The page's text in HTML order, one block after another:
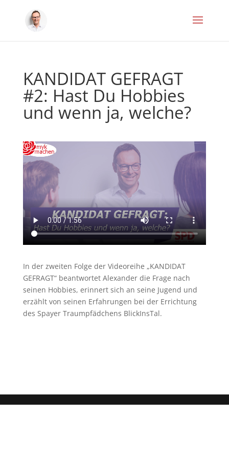
KANDIDAT GEFRAGT
#2: Hast Du Hobbies
und wenn ja, welche?
In der zweiten Folge der Videoreihe „KANDIDAT
GEFRAGT“ beantwortet Alexander die Frage nach
seinen Hobbies, erinnert sich an seine Jugend und
erzählt von seinen Erfahrungen bei der Errichtung
des Spayer Traumpfädchens BlickInsTal.